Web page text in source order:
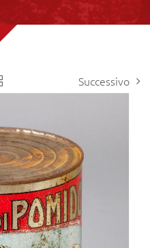
Successivo